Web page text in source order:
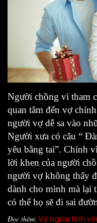
Người chồng vì tham
quan tâm đến vợ
người vợ dễ sa vào
Người xưa có câu “
yêu bằng tai”. Chính
lời khen của người
người vợ không thấy
dành cho mình mà lại
có thể họ sẽ đi sai
Đọc thêm: Vợ ngoại tình